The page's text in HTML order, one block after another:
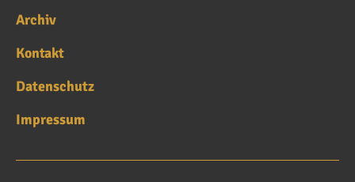
Archiv
Kontakt
Datenschutz
Impressum